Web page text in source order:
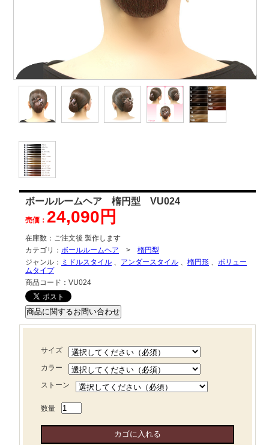
ボールルームヘア 楕円型 VU024
売価： 24,090円
在庫数： ご注文後 製作します
カテゴリ： ボールルームヘア > 楕円型
ジャンル： ミドルスタイル 、 アンダースタイル 、 楕円形 、 ボリュー
ムタイプ
商品コード： VU024
サイズ
カラー
ストーン
数量